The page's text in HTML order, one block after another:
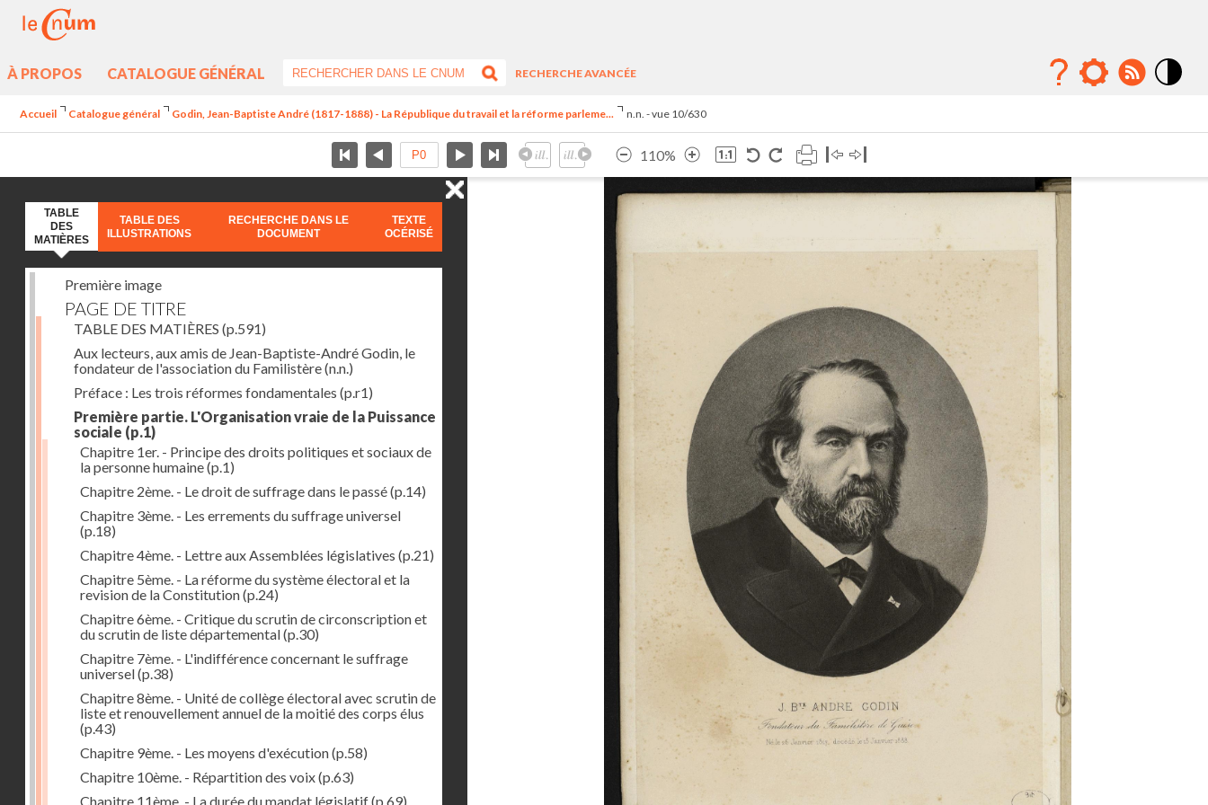
À PROPOS CATALOGUE GÉNÉRAL
RECHERCHE AVANCÉE
Accueil Catalogue général Godin, Jean-Baptiste André (1817-1888) - La République du travail et la réforme parleme... n.n. - vue 10/630
110%
TABLE
DES
MATIÈRES
TABLE DES
ILLUSTRATIONS
RECHERCHE DANS LE
DOCUMENT
TEXTE
OCÉRISÉ
Première image
PAGE DE TITRE
TABLE DES MATIÈRES (p.591)
Aux lecteurs, aux amis de Jean-Baptiste-André Godin, le
fondateur de l'association du Familistère(n.n.)
Préface : Les trois réformes fondamentales (p.r1)
Première partie. L'Organisation vraie de la Puissance
sociale (p.1)
Chapitre 1er. - Principe des droits politiques et sociaux de
la personne humaine(p.1)
Chapitre 2ème. - Le droit de suffrage dans le passé(p.14)
Chapitre 3ème. - Les errements du suffrage universel
(p.18)
Chapitre 4ème. - Lettre aux Assemblées législatives (p.21)
Chapitre 5ème. - La réforme du système électoral et la
revision de la Constitution(p.24)
Chapitre 6ème. - Critique du scrutin de circonscription et
du scrutin de liste départemental(p.30)
Chapitre 7ème. - L'indifférence concernant le suffrage
universel(p.38)
Chapitre 8ème. - Unité de collège électoral avec scrutin de
liste et renouvellement annuel de la moitié des corps élus
(p.43)
Chapitre 9ème. - Les moyens d'exécution(p.58)
Chapitre 10ème. - Répartition des voix(p.63)
Chapitre 11ème. - La durée du mandat législatif(p.69)